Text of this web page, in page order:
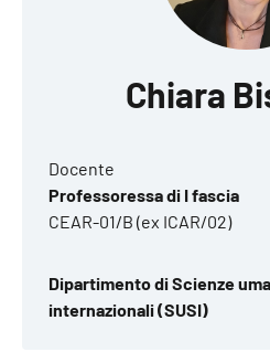
Chiara
Docente
Professoressa di I fascia
CEAR-01/B (ex ICAR/02)
Dipartimento di Scienze
internazionali (SUSI)